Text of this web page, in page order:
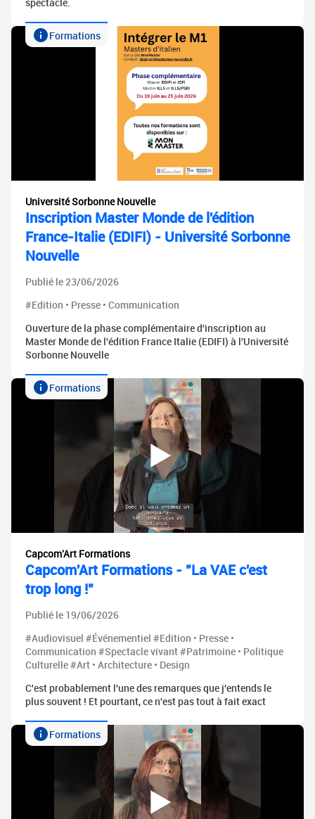
Formations
Université Sorbonne Nouvelle
Inscription Master Monde de l'édition
France-Italie (EDIFI) - Université Sorbonne
Nouvelle
Publié le 23/06/2026
#Edition • Presse • Communication
Ouverture de la phase complémentaire d'inscription au
Master Monde de l'édition France Italie (EDIFI) à l'Université
Sorbonne Nouvelle
Formations
Capcom'Art Formations
Capcom'Art Formations - "La VAE c'est
trop long !"
Publié le 19/06/2026
#Audiovisuel #Événementiel #Edition • Presse •
Communication #Spectacle vivant #Patrimoine • Politique
Culturelle #Art • Architecture • Design
C'est probablement l'une des remarques que j'entends le
plus souvent ! Et pourtant, ce n'est pas tout à fait exact
Formations